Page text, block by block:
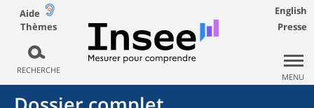
Aide
Thèmes
RECHERCHE
English
Presse
MENU